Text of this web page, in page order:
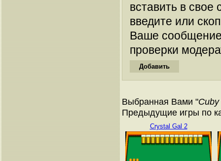
вставить в
введите или
Ваше
проверки
Выбранная Вами "
Предыдущие игры по
Crystal Gal 2